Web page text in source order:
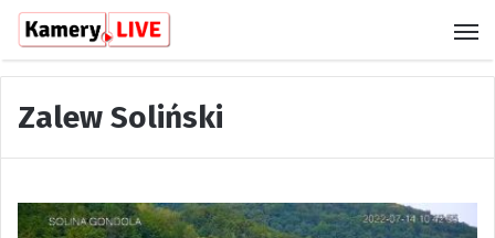
Zalew Soliński